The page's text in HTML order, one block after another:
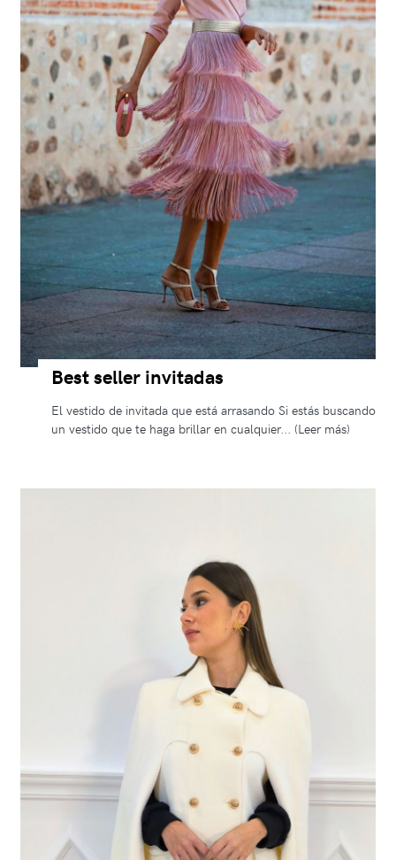
Best seller invitadas
El vestido de invitada que está arrasando Si estás buscando
un vestido que te haga brillar en cualquier... (Leer más)